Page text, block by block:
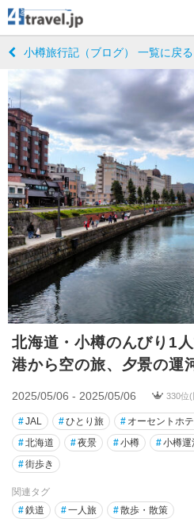
小樽旅行記（ブログ） 一覧に戻る
北海道・小樽のんびり1
港から空の旅、夕景の運
2025/05/06 - 2025/05/06 330位(
#JAL #ひとり旅 # オーセントホ
#北海道 #夜景 #小樽 #小樽運
#街歩き
関連タグ
#鉄道 #一人旅 #散歩・散策